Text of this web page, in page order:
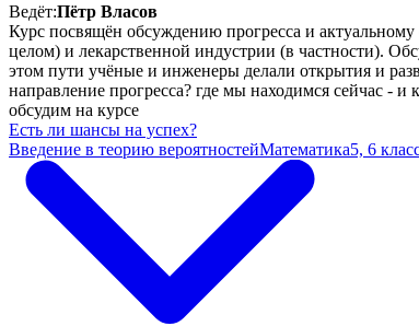
Ведёт:Пётр Власов
Курс посвящён обсуждению прогресса и
целом) и лекарственной индустрии (в частности).
этом пути учёные и инженеры делали открытия и
направление прогресса? где мы находимся сейчас -
обсудим на курсе
Есть ли шансы на успех?
Введение в теорию вероятностейМатематика5, 6